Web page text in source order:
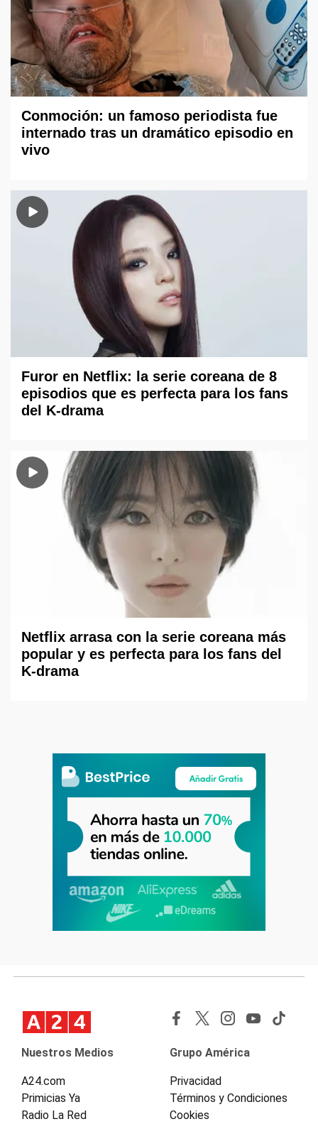
Conmoción: un famoso periodista fue
internado tras un dramático episodio en
vivo
Furor en Netflix: la serie coreana de 8
episodios que es perfecta para los fans
del K-drama
Netflix arrasa con la serie coreana más
popular y es perfecta para los fans del
K-drama
Nuestros Medios
A24.com
Primicias Ya
Radio La Red
Grupo América
Privacidad
Términos y Condiciones
Cookies